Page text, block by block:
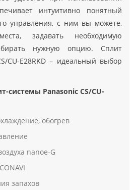
интуитивно понятный
управления, с ним вы можете,
задавать необходимую
нужную опцию. Сплит
CU-E28RKD – идеальный выбор
системы Panasonic CS/CU-
обогрев
nanoe-G
запахов